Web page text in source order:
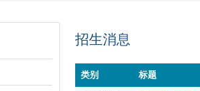
招生消息
类别 标题